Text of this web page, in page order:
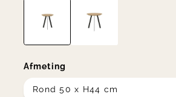
Afmeting
Rond 50 x H44 cm